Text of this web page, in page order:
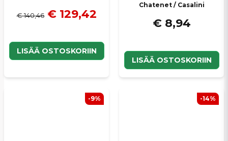
€ 140,46 € 129,42
LISÄÄ OSTOSKORIIN
Chatenet / Casalini
€ 8,94
LISÄÄ OSTOSKORIIN
-9% -14%